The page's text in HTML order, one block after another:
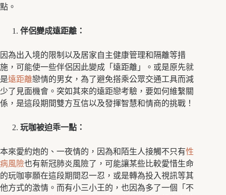
點。
伴侶變成遠距離：
因為出入境的限制以及居家自主健康管理和隔離等措
施，可能使一些伴侶因此變成「遠距離」。或是原先就
是遠距離戀情的男女，為了避免搭乘公眾交通工具而減
少了見面機會。突如其來的遠距戀考驗，要如何維繫關
係，是這段期間雙方互信以及發揮智慧和情商的挑戰！
玩咖被迫乖一點：
本來愛約炮的、一夜情的，因為和陌生人接觸不只有性
病風險也有新冠肺炎風險了，可能讓某些比較愛惜生命
的玩咖寧願在這段期間忍一忍，或是轉為投入視訊等其
他方式的激情。而有小三小王的，也因為多了一個「不